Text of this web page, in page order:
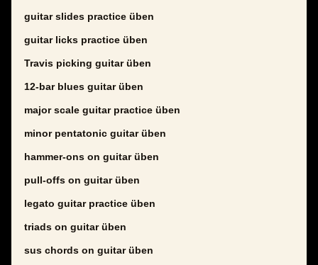
guitar slides practice üben
guitar licks practice üben
Travis picking guitar üben
12-bar blues guitar üben
major scale guitar practice üben
minor pentatonic guitar üben
hammer-ons on guitar üben
pull-offs on guitar üben
legato guitar practice üben
triads on guitar üben
sus chords on guitar üben